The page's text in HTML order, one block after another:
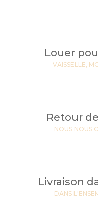
Louer
VAISSELLE,
Retour
NOUS NOUS
Livraison
DANS